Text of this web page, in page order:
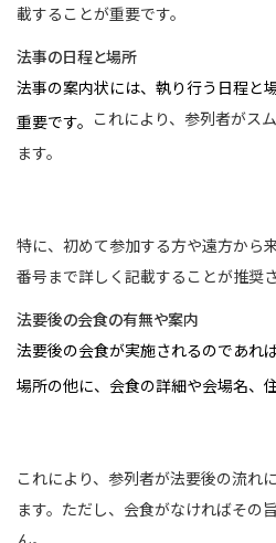
載することが重要です。
法事の日程と場所
法事の案内状には、執り行う日程と
重要です。 これにより、参列者がス
ます。
特に、初めて参加する方や遠方から
番号まで詳しく記載することが推奨さ
法要後の会食の有無や案内
法要後の会食が実施されるのであれ
場所の他に、会食の詳細や会場名、
これにより、参列者が法要後の流れ
ます。ただし、会食がなければその